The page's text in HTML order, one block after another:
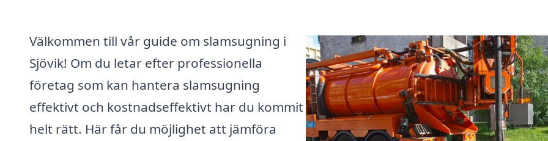
Välkommen till vår guide om slamsugning i
Sjövik! Om du letar efter professionella
företag som kan hantera slamsugning
effektivt och kostnadseffektivt har du kommit
helt rätt. Här får du möjlighet att jämföra